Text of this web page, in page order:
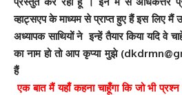
व्हाट्सएप के माध्यम से प्राप्त हुए हैं इस लिए मैं
अध्यापक साथियों ने इन्हें तैयार किया यदि वे
का नाम हो तो आप कृप्या मुझे
हैं
एक बात मैं यहाँ कहना चाहूँगा कि जो भी